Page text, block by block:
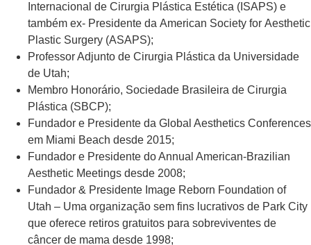
Internacional de Cirurgia Plástica Estética (ISAPS) e
também ex- Presidente da American Society for Aesthetic
Plastic Surgery (ASAPS);
Professor Adjunto de Cirurgia Plástica da Universidade
de Utah;
Membro Honorário, Sociedade Brasileira de Cirurgia
Plástica (SBCP);
Fundador e Presidente da Global Aesthetics Conferences
em Miami Beach desde 2015;
Fundador e Presidente do Annual American-Brazilian
Aesthetic Meetings desde 2008;
Fundador & Presidente Image Reborn Foundation of
Utah – Uma organização sem fins lucrativos de Park City
que oferece retiros gratuitos para sobreviventes de
câncer de mama desde 1998;